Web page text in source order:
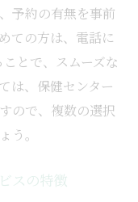
予約の有無を事前
ての方は、電話に
とで、スムーズな
は、保健センター
ので、複数の選択
う。
スの特徴